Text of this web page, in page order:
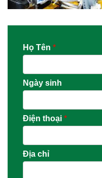
Họ Tên *
Ngày sinh
Điện thoại *
Địa chỉ